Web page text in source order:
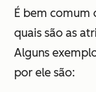
É bem comum
quais são as
Alguns
por ele são: